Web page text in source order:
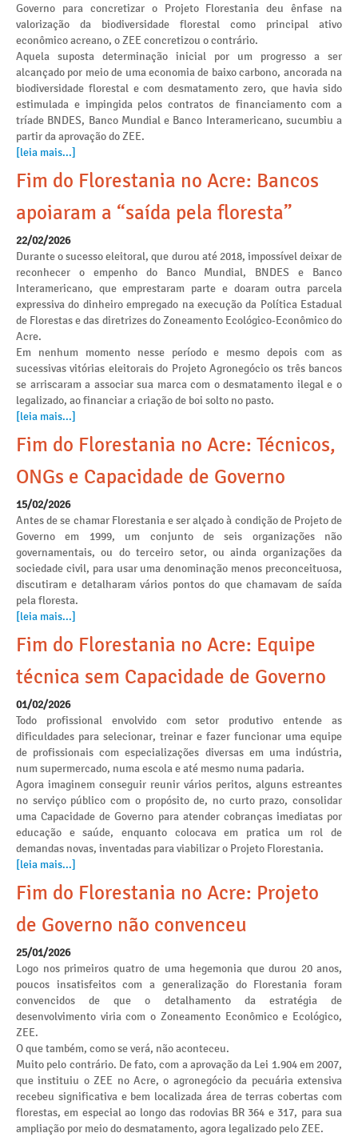
Governo para concretizar o Projeto Florestania deu ênfase na
valorização da biodiversidade florestal como principal ativo
econômico acreano, o ZEE concretizou o contrário.
Aquela suposta determinação inicial por um progresso a ser
alcançado por meio de uma economia de baixo carbono, ancorada na
biodiversidade florestal e com desmatamento zero, que havia sido
estimulada e impingida pelos contratos de financiamento com a
tríade BNDES, Banco Mundial e Banco Interamericano, sucumbiu a
partir da aprovação do ZEE.
[leia mais...]
Fim do Florestania no Acre: Bancos
apoiaram a “saída pela floresta”
22/02/2026
Durante o sucesso eleitoral, que durou até 2018, impossível deixar de
reconhecer o empenho do Banco Mundial, BNDES e Banco
Interamericano, que emprestaram parte e doaram outra parcela
expressiva do dinheiro empregado na execução da Política Estadual
de Florestas e das diretrizes do Zoneamento Ecológico-Econômico do
Acre.
Em nenhum momento nesse período e mesmo depois com as
sucessivas vitórias eleitorais do Projeto Agronegócio os três bancos
se arriscaram a associar sua marca com o desmatamento ilegal e o
legalizado, ao financiar a criação de boi solto no pasto.
[leia mais...]
Fim do Florestania no Acre: Técnicos,
ONGs e Capacidade de Governo
15/02/2026
Antes de se chamar Florestania e ser alçado à condição de Projeto de
Governo em 1999, um conjunto de seis organizações não
governamentais, ou do terceiro setor, ou ainda organizações da
sociedade civil, para usar uma denominação menos preconceituosa,
discutiram e detalharam vários pontos do que chamavam de saída
pela floresta.
[leia mais...]
Fim do Florestania no Acre: Equipe
técnica sem Capacidade de Governo
01/02/2026
Todo profissional envolvido com setor produtivo entende as
dificuldades para selecionar, treinar e fazer funcionar uma equipe
de profissionais com especializações diversas em uma indústria,
num supermercado, numa escola e até mesmo numa padaria.
Agora imaginem conseguir reunir vários peritos, alguns estreantes
no serviço público com o propósito de, no curto prazo, consolidar
uma Capacidade de Governo para atender cobranças imediatas por
educação e saúde, enquanto colocava em pratica um rol de
demandas novas, inventadas para viabilizar o Projeto Florestania.
[leia mais...]
Fim do Florestania no Acre: Projeto
de Governo não convenceu
25/01/2026
Logo nos primeiros quatro de uma hegemonia que durou 20 anos,
poucos insatisfeitos com a generalização do Florestania foram
convencidos de que o detalhamento da estratégia de
desenvolvimento viria com o Zoneamento Econômico e Ecológico,
ZEE.
O que também, como se verá, não aconteceu.
Muito pelo contrário. De fato, com a aprovação da Lei 1.904 em 2007,
que instituiu o ZEE no Acre, o agronegócio da pecuária extensiva
recebeu significativa e bem localizada área de terras cobertas com
florestas, em especial ao longo das rodovias BR 364 e 317, para sua
ampliação por meio do desmatamento, agora legalizado pelo ZEE.